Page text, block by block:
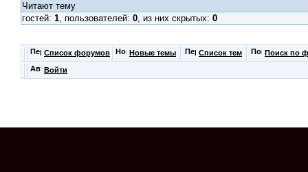
Читают тему
гостей: 1, пользователей: 0, из них скрытых: 0
Список форумов Новые темы Список тем Поиск по
Войти